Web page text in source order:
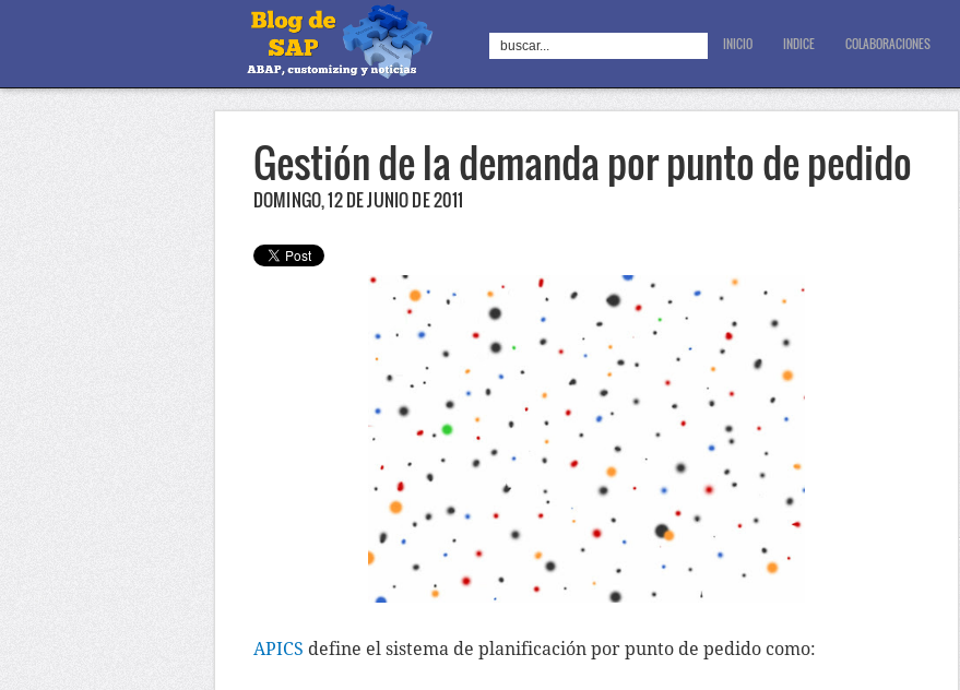
INICIO INDICE COLABORACIONES
Gestión de la demanda por punto de pedido
DOMINGO, 12 DE JUNIO DE 2011
APICS define el sistema de planificación por punto de pedido como: